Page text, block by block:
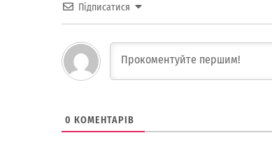
Підписатися
0 КОМЕНТАРІВ